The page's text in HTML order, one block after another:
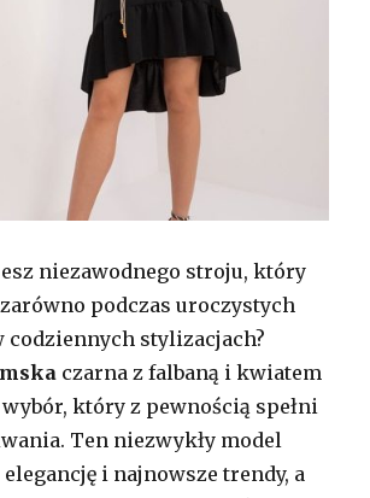
niezawodnego stroju, który
podczas uroczystych
codziennych stylizacjach?
czarna z falbaną i kwiatem
który z pewnością spełni
Ten niezwykły model
elegancję i najnowsze trendy, a